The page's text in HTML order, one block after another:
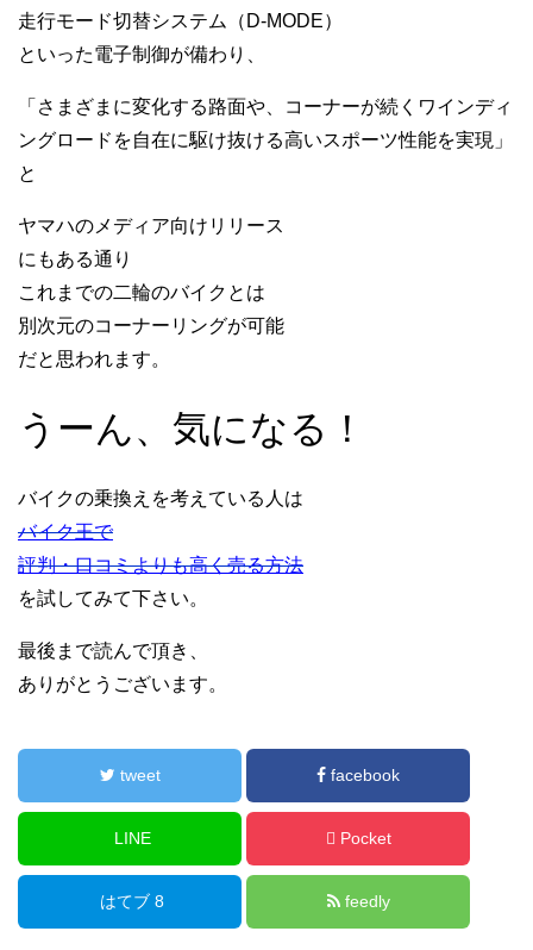
走行モード切替システム（D-MODE）
といった電子制御が備わり、
「さまざまに変化する路面や、コーナーが続くワインディ
ングロードを自在に駆け抜ける高いスポーツ性能を実現」
と
ヤマハのメディア向けリリース
にもある通り
これまでの二輪のバイクとは
別次元のコーナーリングが可能
だと思われます。
うーん、気になる！
バイクの乗換えを考えている人は
バイク王で
評判・口コミよりも高く売る方法
を試してみて下さい。
最後まで読んで頂き、
ありがとうございます。
tweet facebook
LINE Pocket
はてブ 8 feedly